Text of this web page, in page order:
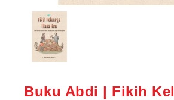
Buku Abdi | Fikih